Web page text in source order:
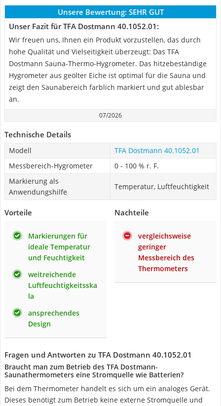
Unsere Bewertung: SEHR GUT
Unser Fazit für TFA Dostmann 40.1052.01:
Wir freuen uns, Ihnen ein Produkt vorzustellen, das durch
hohe Qualität und Vielseitigkeit überzeugt: Das TFA
Dostmann Sauna-Thermo-Hygrometer. Das hitzebeständige
Hygrometer aus geölter Eiche ist optimal für die Sauna und
zeigt den Saunabereich farblich markiert und gut ablesbar
an.
07/2026
Technische Details
Modell
TFA Dostmann 40.1052.01
Messbereich-Hygrometer
0 - 100 % r. F.
Markierung als
Anwendungshilfe
Temperatur, Luftfeuchtigkeit
Vorteile
Markierungen für
ideale Temperatur
und Feuchtigkeit
weitreichende
Luftfeuchtigkeitsska
la
ansprechendes
Design
Nachteile
vergleichsweise
geringer
Messbereich des
Thermometers
Fragen und Antworten zu TFA Dostmann 40.1052.01
Braucht man zum Betrieb des TFA Dostmann-
Saunathermometers eine Stromquelle wie Batterien?
Bei dem Thermometer handelt es sich um ein analoges Gerät.
Dieses benötigt zum Betrieb keine externe Stromquelle und